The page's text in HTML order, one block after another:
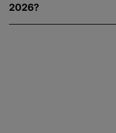
2026?